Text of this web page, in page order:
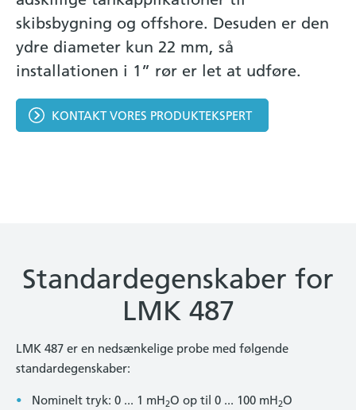
skibsbygning og offshore. Desuden er den
ydre diameter kun 22 mm, så
installationen i 1” rør er let at udføre.
KONTAKT VORES PRODUKTEKSPERT
Standardegenskaber for
LMK 487
LMK 487 er en nedsænkelige probe med følgende
standardegenskaber:
Nominelt tryk: 0 ... 1 mH2O op til 0 ... 100 mH2O